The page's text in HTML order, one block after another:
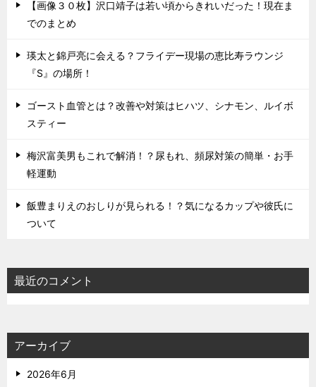
【画像３０枚】沢口靖子は若い頃からきれいだった！現在ま
でのまとめ
瑛太と錦戸亮に会える？フライデー現場の恵比寿ラウンジ
『S』の場所！
ゴースト血管とは？改善や対策はヒハツ、シナモン、ルイボ
スティー
梅沢富美男もこれで解消！？尿もれ、頻尿対策の簡単・お手
軽運動
飯豊まりえのおしりが見られる！？気になるカップや彼氏に
ついて
最近のコメント
アーカイブ
2026年6月